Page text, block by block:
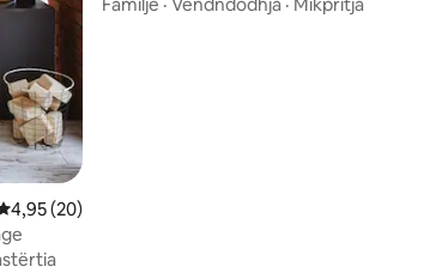
mesatar 4,95 nga 5, 20 vlerësime
4,95 (20)